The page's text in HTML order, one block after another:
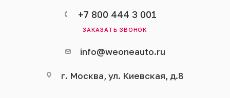
+7 800 444 3 001
ЗАКАЗАТЬ ЗВОНОК
info@weoneauto.ru
г. Москва, ул. Киевская, д.8